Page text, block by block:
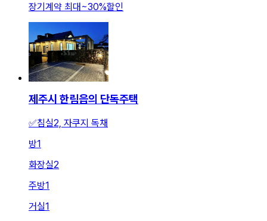
장기계약 최대~30%할인
제주시 한림읍의 단독주택
✅️침실2, 자쿠지 독채
방1
화장실2
주방1
거실1